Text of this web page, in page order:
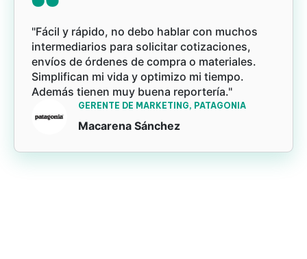
"Fácil y rápido, no debo hablar con muchos
intermediarios para solicitar cotizaciones,
envíos de órdenes de compra o materiales.
Simplifican mi vida y optimizo mi tiempo.
Además tienen muy buena reportería."
GERENTE DE MARKETING, PATAGONIA
Macarena Sánchez